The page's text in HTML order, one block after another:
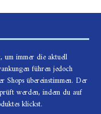
um immer die aktuell
führen jedoch
Shops übereinstimmen. Der
werden, indem du auf
klickst.